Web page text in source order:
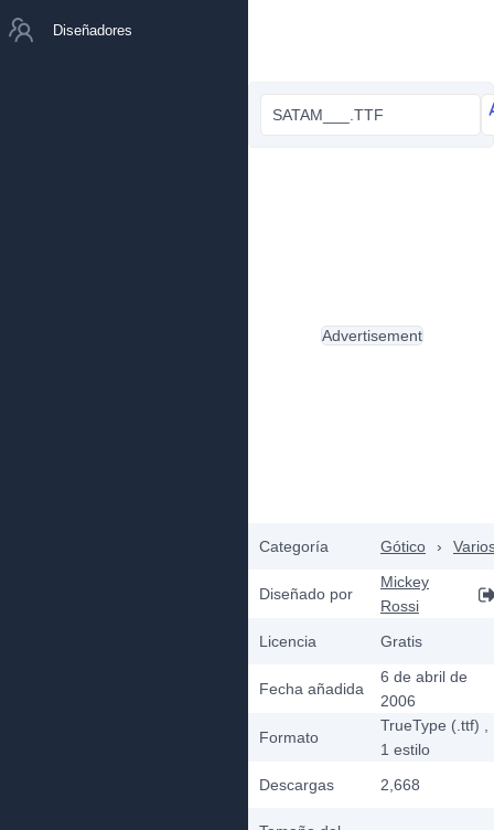
Diseñadores
SATAM___.TTF
Categoría Gótico ›
Diseñado por
Mickey
Rossi
Licencia
Gratis
Fecha añadida
6 de abril de
2006
Formato
TrueType (.ttf)
1 estilo
Descargas
2,668
Advertisement